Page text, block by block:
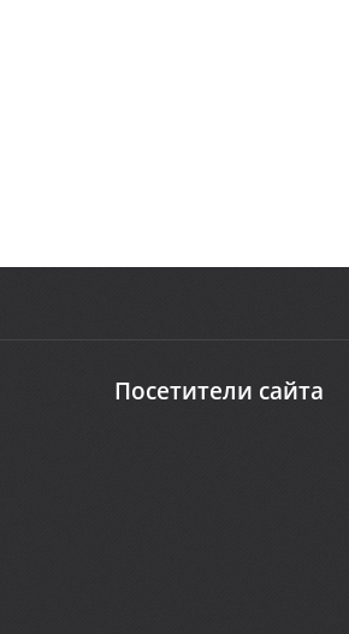
Посетители сайта